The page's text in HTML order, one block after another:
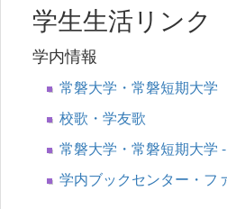
学生生活リンク
学内情報
常磐大学・常磐短期大学
校歌・学友歌
常磐大学・常磐短期大学
学内ブックセンター・フ